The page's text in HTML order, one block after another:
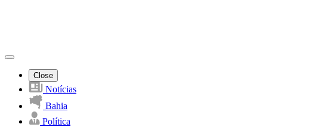
Close
Notícias
Bahia
Política